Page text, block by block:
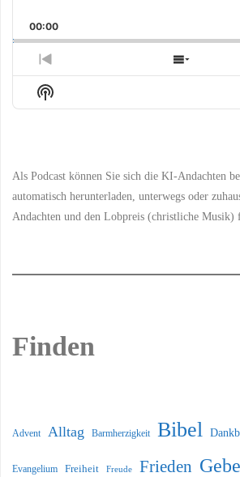
Rate
00:00
Previous
Episode
Show
Show
Podcast
Als Podcast können Sie sich die KI-Andachten
automatisch herunterladen, unterwegs oder
Andachten und den Lobpreis (christliche
Finden
Advent Alltag Barmherzigkeit Bibel
Evangelium Freiheit Freude Frieden